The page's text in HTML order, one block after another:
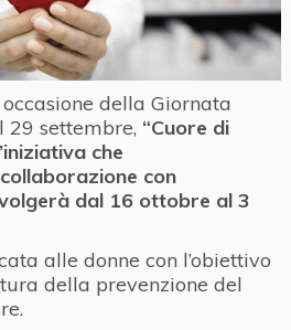
della Giornata
29 settembre, “Cuore di
che
con
dal 16 ottobre al 3
alle donne con l’obiettivo
della prevenzione del